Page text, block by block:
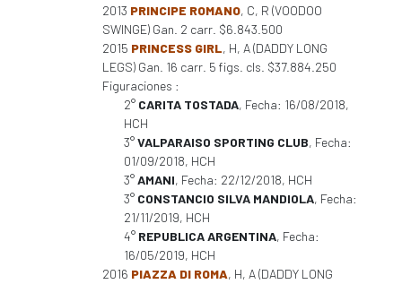
2013 PRINCIPE ROMANO, C, R (VOODOO
SWINGE) Gan. 2 carr. $6.843.500
2015 PRINCESS GIRL, H, A (DADDY LONG
LEGS) Gan. 16 carr. 5 figs. cls. $37.884.250
Figuraciones :
2° CARITA TOSTADA, Fecha: 16/08/2018,
HCH
3°VALPARAISO SPORTING CLUB, Fecha:
01/09/2018, HCH
3°AMANI, Fecha: 22/12/2018, HCH
3° CONSTANCIO SILVA MANDIOLA, Fecha:
21/11/2019, HCH
4° REPUBLICA ARGENTINA, Fecha:
16/05/2019, HCH
2016 PIAZZA DI ROMA, H, A (DADDY LONG